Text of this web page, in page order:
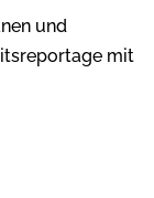
und
mit